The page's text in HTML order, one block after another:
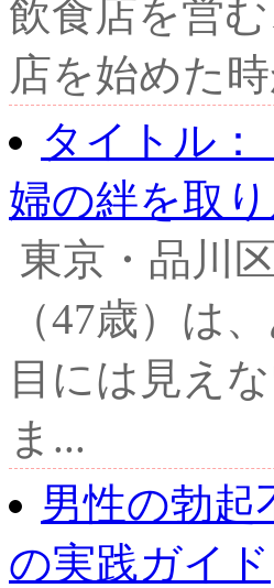
飲食店を営
店を始めた
タイトル
婦の絆を取
東京・品川
（47歳）は
目には見え
ま...
男性の勃起
の実践ガイド